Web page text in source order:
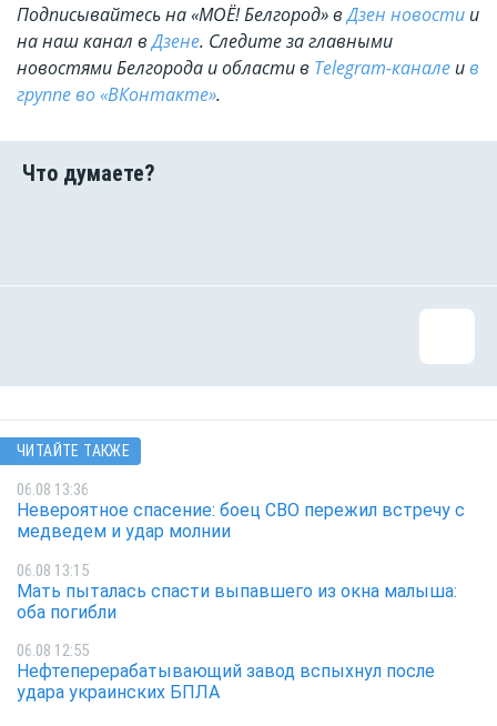
Подписывайтесь на «МОЁ! Белгород» вДзен новости и
на наш канал вДзене. Cледите за главными
новостями Белгорода и области в Telegram-канале ив
группе во «ВКонтакте».
ЧИТАЙТЕ ТАКЖЕ
06.08 13:36
Невероятное спасение: боец СВО пережил встречу с
медведем и удар молнии
06.08 13:15
Мать пыталась спасти выпавшего из окна малыша:
оба погибли
06.08 12:55
Нефтеперерабатывающий завод вспыхнул после
удара украинских БПЛА